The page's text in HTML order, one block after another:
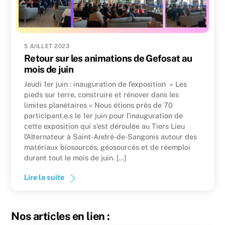
5 JUILLET 2023
Retour sur les animations de Gefosat au
mois de juin
Jeudi 1er juin : inauguration de l’exposition « Les
pieds sur terre, construire et rénover dans les
limites planétaires » Nous étions près de 70
participant.e.s le 1er juin pour l’inauguration de
cette exposition qui s’est déroulée au Tiers Lieu
l’Alternateur à Saint-André-de-Sangonis autour des
matériaux biosourcés, géosourcés et de réemploi
durant tout le mois de juin. […]
Lire la suite
Nos articles en lien :